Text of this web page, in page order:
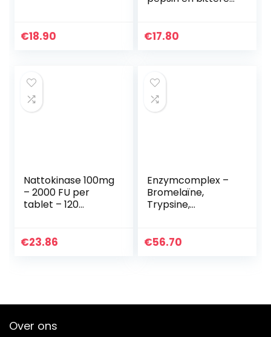
€18.90
volledig
€17.80
Nattokinase 100mg
– 2000 FU per
tablet – 120
Hoge dosering –
€23.86
Enzymcomplex –
Bromelaïne,
Trypsine,
TrendEnzym Plus –
€56.70
Over ons